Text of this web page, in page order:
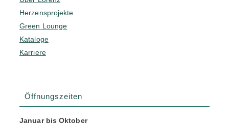
Herzensprojekte
Green Lounge
Kataloge
Karriere
Öffnungszeiten
Januar bis Oktober